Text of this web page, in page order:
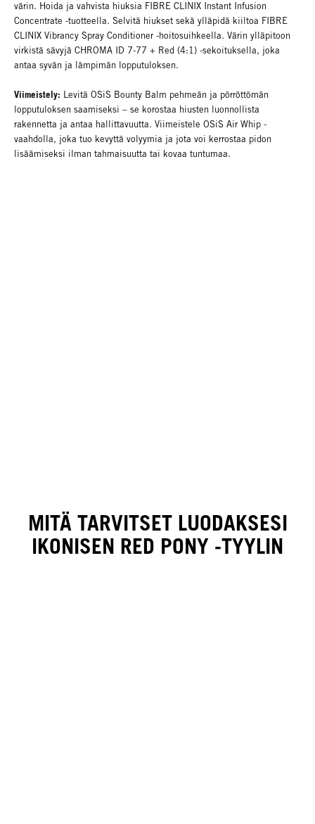
värin. Hoida ja vahvista hiuksia FIBRE CLINIX Instant Infusion
Concentrate -tuotteella. Selvitä hiukset sekä ylläpidä kiiltoa FIBRE
CLINIX Vibrancy Spray Conditioner -hoitosuihkeella. Värin ylläpitoon
virkistä sävyjä CHROMA ID 7-77 + Red (4:1) -sekoituksella, joka
antaa syvän ja lämpimän lopputuloksen.
Viimeistely: Levitä OSiS Bounty Balm pehmeän ja pörröttömän
lopputuloksen saamiseksi – se korostaa hiusten luonnollista
rakennetta ja antaa hallittavuutta. Viimeistele OSiS Air Whip -
vaahdolla, joka tuo kevyttä volyymia ja jota voi kerrostaa pidon
lisäämiseksi ilman tahmaisuutta tai kovaa tuntumaa.
MITÄ TARVITSET LUODAKSESI
IKONISEN RED PONY -TYYLIN